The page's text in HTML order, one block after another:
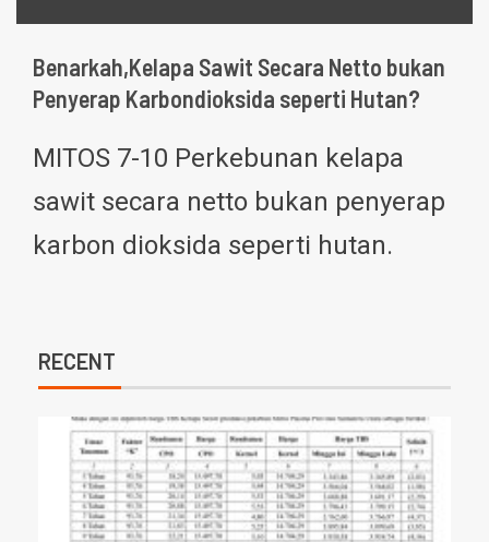
Benarkah,Kelapa Sawit Secara Netto bukan
Penyerap Karbondioksida seperti Hutan?
MITOS 7-10 Perkebunan kelapa
sawit secara netto bukan penyerap
karbon dioksida seperti hutan.
RECENT